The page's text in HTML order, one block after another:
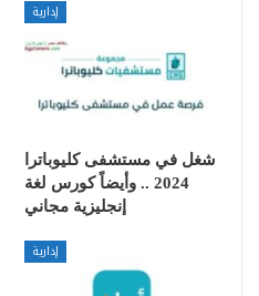
إدارية
شغل في مستشفى كليوباترا
2024 .. وأيضاً كورس لغة
إنجليزية مجاني
إدارية